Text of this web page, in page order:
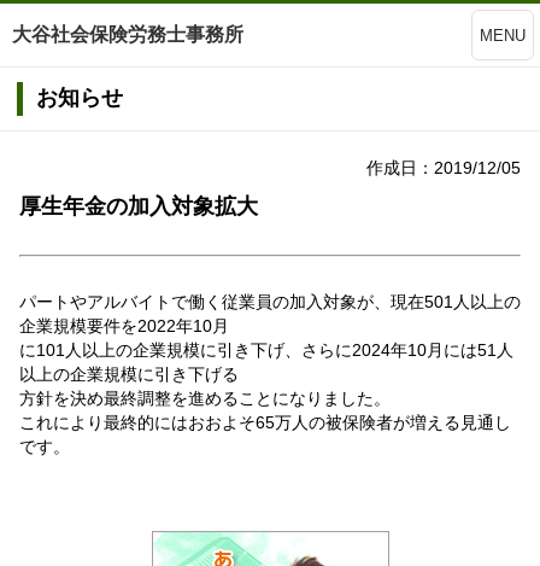
大谷社会保険労務士事務所 MENU
お知らせ
作成日：2019/12/05
厚生年金の加入対象拡大
パートやアルバイトで働く従業員の加入対象が、現在501人以上の
企業規模要件を2022年10月
に101人以上の企業規模に引き下げ、さらに2024年10月には51人
以上の企業規模に引き下げる
方針を決め最終調整を進めることになりました。
これにより最終的にはおおよそ65万人の被保険者が増える見通し
です。